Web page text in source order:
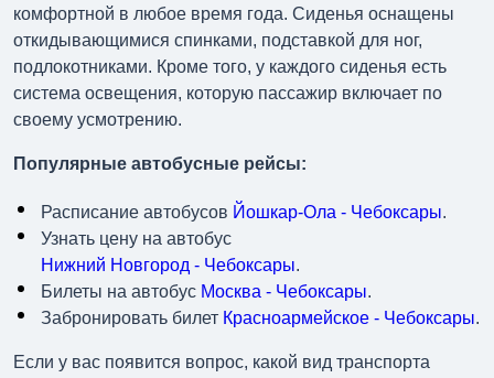
комфортной в любое время года. Сиденья оснащены
откидывающимися спинками, подставкой для ног,
подлокотниками. Кроме того, у каждого сиденья есть
система освещения, которую пассажир включает по
своему усмотрению.
Популярные автобусные рейсы:
Расписание автобусов Йошкар-Ола - Чебоксары.
Узнать цену на автобус
Нижний Новгород - Чебоксары.
Билеты на автобус Москва - Чебоксары.
Забронировать билет Красноармейское - Чебоксары.
Если у вас появится вопрос, какой вид транспорта